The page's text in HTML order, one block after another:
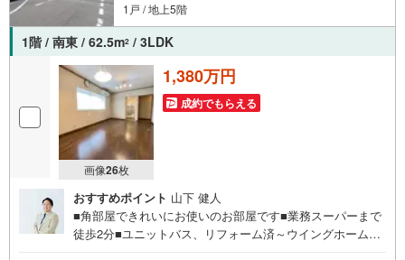
1戸 / 地上5階
1階 / 南東 / 62.5m2 / 3LDK
画像26枚
1,380万円
成約でもらえる
おすすめポイント 山下 健人
■角部屋できれいにお使いのお部屋です■業務スーパーまで
徒歩2分■ユニットバス、リフォーム済～ウイングホームか